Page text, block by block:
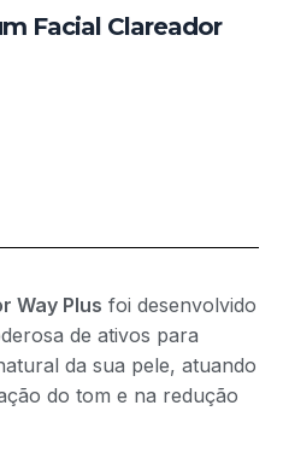
Facial Clareador
Way Plus foi desenvolvido
de ativos para
da sua pele, atuando
do tom e na redução